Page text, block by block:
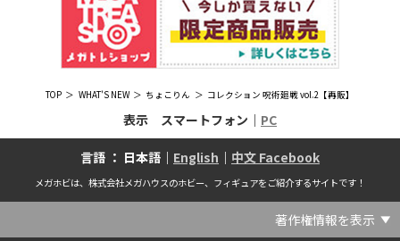
TOP WHAT'S NEW ちょこりん コレクション 呪術廻戦 vol.2【再販】
表示 スマートフォン｜ PC
言語 ： 日本語｜ English ｜ 中文 Facebook
メガホビは、株式会社メガハウスのホビー、フィギュアをご紹介するサイトです！
著作権情報を表示